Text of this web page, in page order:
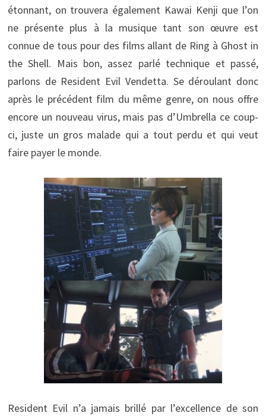
étonnant, on trouvera également Kawai Kenji que l’on
ne présente plus à la musique tant son œuvre est
connue de tous pour des films allant de Ring à Ghost in
the Shell. Mais bon, assez parlé technique et passé,
parlons de Resident Evil Vendetta. Se déroulant donc
après le précédent film du même genre, on nous offre
encore un nouveau virus, mais pas d’Umbrella ce coup-
ci, juste un gros malade qui a tout perdu et qui veut
faire payer le monde.
Resident Evil n’a jamais brillé par l’excellence de son